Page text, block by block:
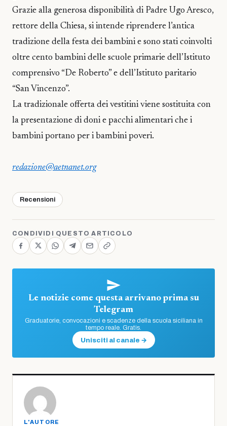
Grazie alla generosa disponibilità di Padre Ugo Aresco,
rettore della Chiesa, si intende riprendere l’antica
tradizione della festa dei bambini e sono stati coinvolti
oltre cento bambini delle scuole primarie dell’Istituto
comprensivo “De Roberto” e dell’Istituto paritario
“San Vincenzo”.
La tradizionale offerta dei vestitini viene sostituita con
la presentazione di doni e pacchi alimentari che i
bambini portano per i bambini poveri.
redazione@aetnanet.org
Recensioni
CONDIVIDI QUESTO ARTICOLO
Le notizie come questa arrivano prima su
Telegram
Graduatorie, convocazioni e scadenze della scuola siciliana in
tempo reale. Gratis.
Unisciti al canale →
L'AUTORE